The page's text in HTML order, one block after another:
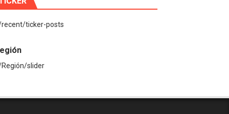
ticker-posts
slider